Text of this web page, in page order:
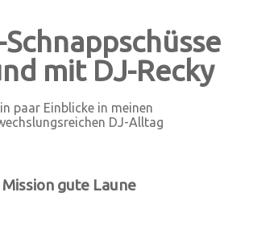
mit DJ-Recky
paar Einblicke in meinen
DJ-Alltag
gute Laune